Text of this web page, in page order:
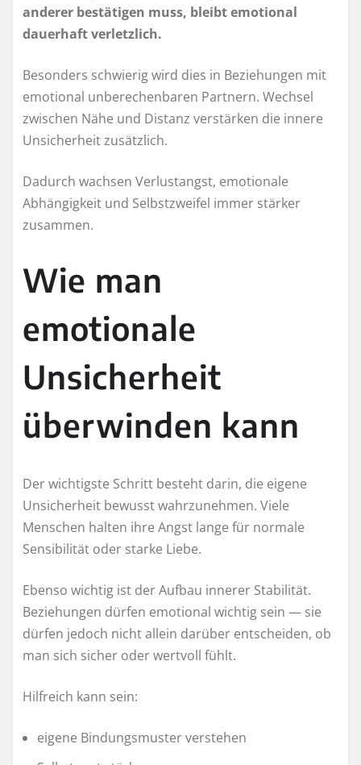
anderer bestätigen muss, bleibt emotional
dauerhaft verletzlich.
Besonders schwierig wird dies in Beziehungen mit
emotional unberechenbaren Partnern. Wechsel
zwischen Nähe und Distanz verstärken die innere
Unsicherheit zusätzlich.
Dadurch wachsen Verlustangst, emotionale
Abhängigkeit und Selbstzweifel immer stärker
zusammen.
Wie man
emotionale
Unsicherheit
überwinden kann
Der wichtigste Schritt besteht darin, die eigene
Unsicherheit bewusst wahrzunehmen. Viele
Menschen halten ihre Angst lange für normale
Sensibilität oder starke Liebe.
Ebenso wichtig ist der Aufbau innerer Stabilität.
Beziehungen dürfen emotional wichtig sein — sie
dürfen jedoch nicht allein darüber entscheiden, ob
man sich sicher oder wertvoll fühlt.
Hilfreich kann sein:
eigene Bindungsmuster verstehen